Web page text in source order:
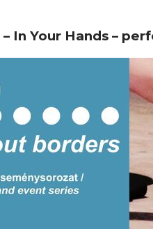
In Your Hands –